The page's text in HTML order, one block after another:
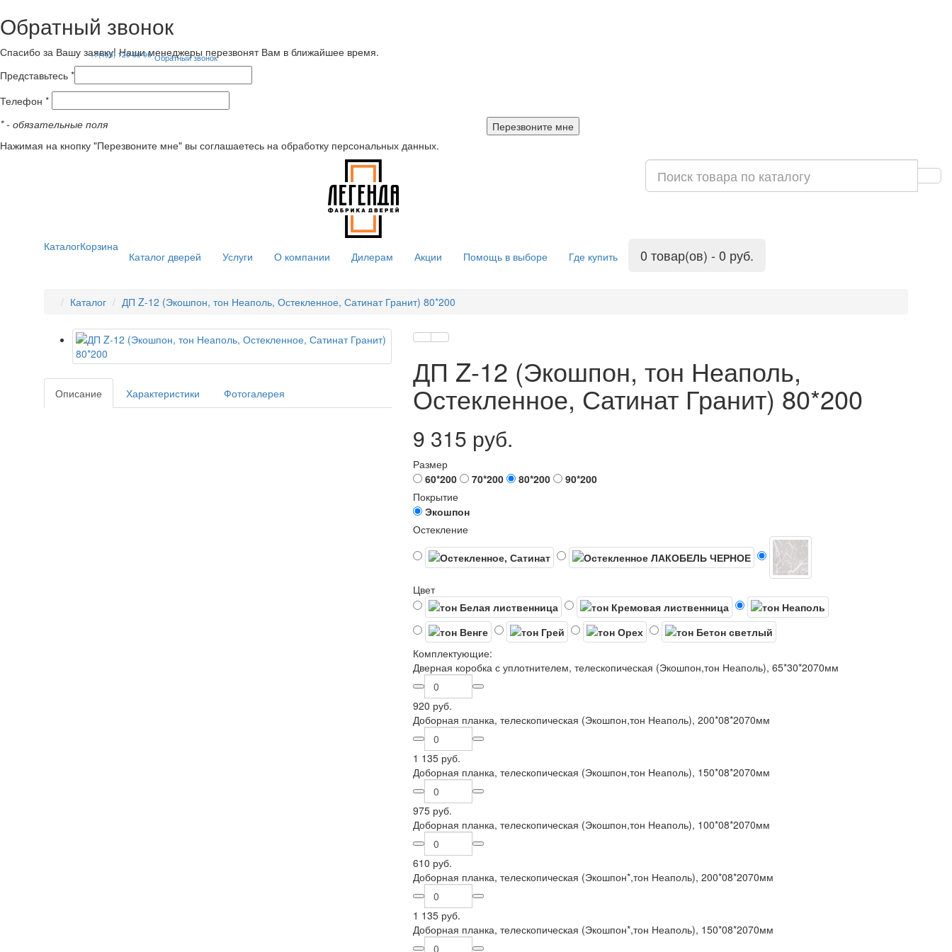
+7(495) 120-56-96 Обратный звонок
Обратный звонок
Спасибо за Вашу заявку! Наши менеджеры перезвонят Вам в ближайшее время.
Представьтесь *
Телефон *
*- обязательные поля
Нажимая на кнопку "Перезвоните мне" вы соглашаетесь на обработку персональных данных.
КаталогКорзина
Каталог дверей Услуги О компании Дилерам Акции Помощь в выборе Где купить 0 товар(ов) - 0 руб.
Каталог ДП Z-12 (Экошпон, тон Неаполь, Остекленное, Сатинат Гранит) 80*200
Описание Характеристики Фотогалерея
ДП Z-12 (Экошпон, тон Неаполь,
Остекленное, Сатинат Гранит) 80*200
9 315 руб.
Размер
60*200
70*200 80*200
90*200
Покрытие
Экошпон
Остекление
Цвет
Комплектующие:
Дверная коробка с уплотнителем, телескопическая (Экошпон,тон Неаполь), 65*30*2070мм
920 руб.
Доборная планка, телескопическая (Экошпон,тон Неаполь), 200*08*2070мм
1 135 руб.
Доборная планка, телескопическая (Экошпон,тон Неаполь), 150*08*2070мм
975 руб.
Доборная планка, телескопическая (Экошпон,тон Неаполь), 100*08*2070мм
610 руб.
Доборная планка, телескопическая (Экошпон*,тон Неаполь), 200*08*2070мм
1 135 руб.
Доборная планка, телескопическая (Экошпон*,тон Неаполь), 150*08*2070мм